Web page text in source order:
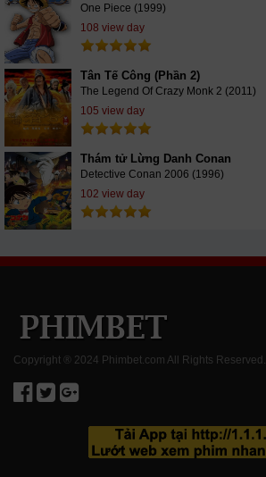
One Piece (1999)
108 view day
Tân Tế Công (Phần 2)
The Legend Of Crazy Monk 2 (2011)
105 view day
Thám tử Lừng Danh Conan
Detective Conan 2006 (1996)
102 view day
Copyright ® 2024 Phimbet.com All Rights Reserved.